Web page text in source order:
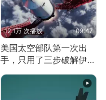
12.1万 次播放 09:47
美国太空部队第一次出
手，只用了三步破解伊朗